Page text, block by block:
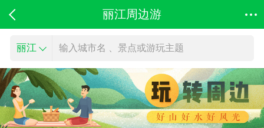
丽江周边游
丽江 输入城市名 、景点或游玩主题